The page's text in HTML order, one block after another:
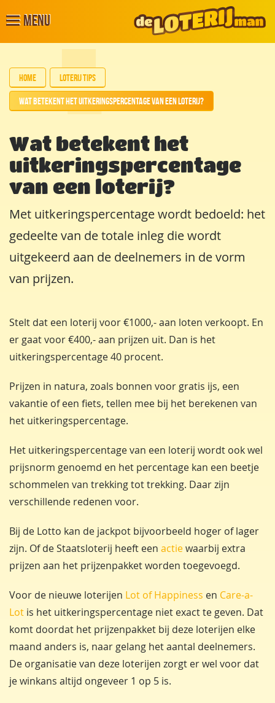
Menu
Home Loterij tips
Wat betekent het uitkeringspercentage van een loterij?
Wat betekent het
uitkeringspercentage
van een loterij?
Met uitkeringspercentage wordt bedoeld: het
gedeelte van de totale inleg die wordt
uitgekeerd aan de deelnemers in de vorm
van prijzen.
Stelt dat een loterij voor €1000,- aan loten verkoopt. En
er gaat voor €400,- aan prijzen uit. Dan is het
uitkeringspercentage 40 procent.
Prijzen in natura, zoals bonnen voor gratis ijs, een
vakantie of een fiets, tellen mee bij het berekenen van
het uitkeringspercentage.
Het uitkeringspercentage van een loterij wordt ook wel
prijsnorm genoemd en het percentage kan een beetje
schommelen van trekking tot trekking. Daar zijn
verschillende redenen voor.
Bij de Lotto kan de jackpot bijvoorbeeld hoger of lager
zijn. Of de Staatsloterij heeft een actiewaarbij extra
prijzen aan het prijzenpakket worden toegevoegd.
Voor de nieuwe loterijen Lot of Happiness en Care-a-
Lot is het uitkeringspercentage niet exact te geven. Dat
komt doordat het prijzenpakket bij deze loterijen elke
maand anders is, naar gelang het aantal deelnemers.
De organisatie van deze loterijen zorgt er wel voor dat
je winkans altijd ongeveer 1 op 5 is.